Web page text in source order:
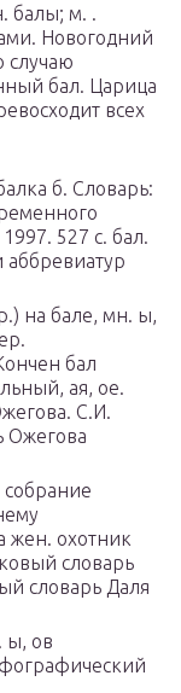
балы; м. .
Новогодний
случаю
бал. Царица
всех
б. Словарь:
527 с. бал.
на бале, мн. ы,
бал
ая, ое.
С.И.
жен. охотник
словарь
словарь Даля
ы, ов